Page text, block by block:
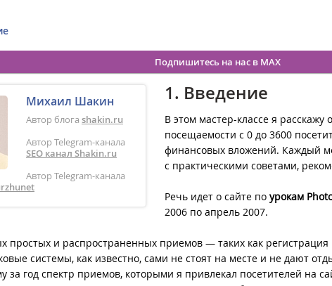
Подпишитесь на нас в MAX
Михаил Шакин
Автор блога shakin.ru
Автор Telegram-канала
SEO канал Shakin.ru
Автор Telegram-канала
1. Введение
В этом мастер-классе я
посещаемости с 0 до 3600
финансовых вложений. Каждый
с практическими советами,
Речь идет о сайте по урокам
2006 по апрель 2007.
простых и распространенных приемов — таких как регистрация
системы, как известно, сами не стоят на месте и не дают
за год спектр приемов, которыми я привлекал посетителей на